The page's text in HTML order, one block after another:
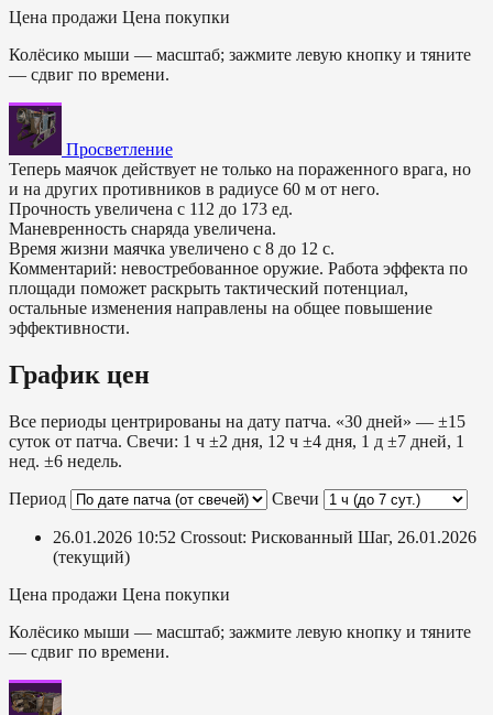
Цена продажи Цена покупки
Колёсико мыши — масштаб; зажмите левую кнопку и тяните
— сдвиг по времени.
Просветление
Теперь маячок действует не только на пораженного врага, но
и на других противников в радиусе 60 м от него.
Прочность увеличена с 112 до 173 ед.
Маневренность снаряда увеличена.
Время жизни маячка увеличено с 8 до 12 с.
Комментарий: невостребованное оружие. Работа эффекта по
площади поможет раскрыть тактический потенциал,
остальные изменения направлены на общее повышение
эффективности.
График цен
Все периоды центрированы на дату патча. «30 дней» — ±15
суток от патча. Свечи: 1 ч ±2 дня, 12 ч ±4 дня, 1 д ±7 дней, 1
нед. ±6 недель.
Период
Свечи
26.01.2026 10:52 Crossout: Рискованный Шаг, 26.01.2026
(текущий)
Цена продажи Цена покупки
Колёсико мыши — масштаб; зажмите левую кнопку и тяните
— сдвиг по времени.